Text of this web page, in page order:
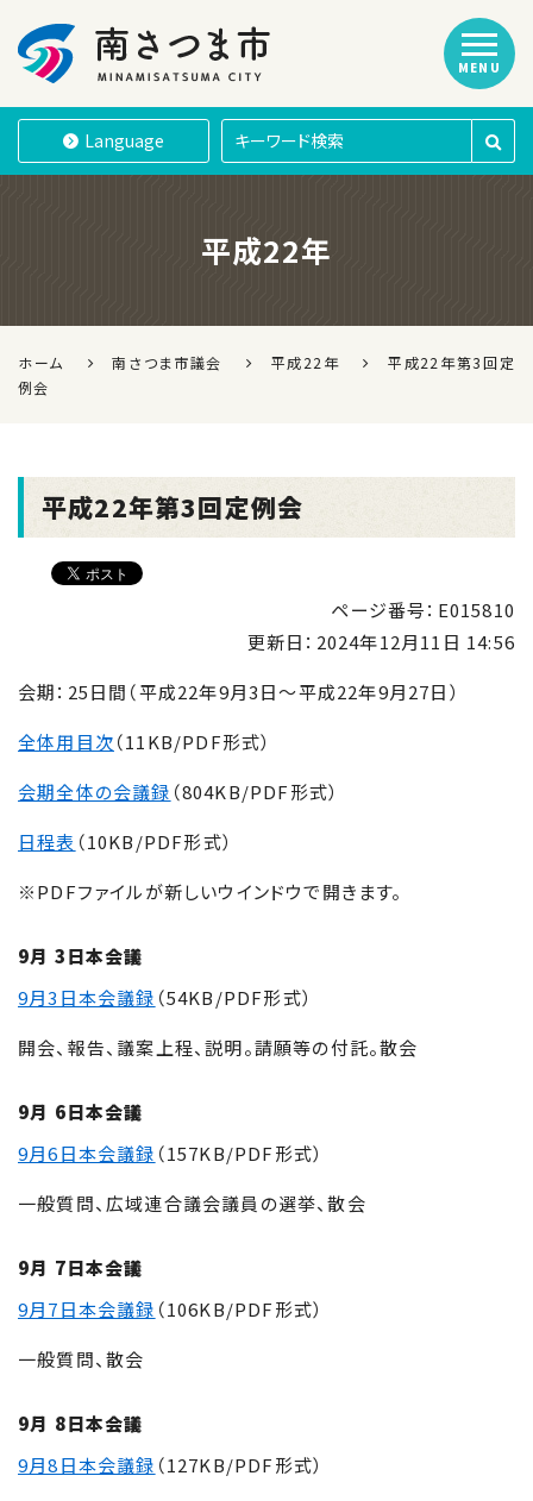
南さつま市
Language
MENU
平成22年
ホーム 南さつま市議会 平成22年
平成22年第3回定
例会
平成22年第3回定例会
ページ番号：E015810
更新日： 2024年12月11日 14:56
会期：25日間（平成22年9月3日〜平成22年9月27日）
全体用目次（11KB/PDF形式）
会期全体の会議録 （804KB/PDF形式）
日程表 （10KB/PDF形式）
※PDFファイルが新しいウインドウで開きます。
9月 3日本会議
9月3日本会議録 （54KB/PDF形式）
開会、報告、議案上程、説明。請願等の付託。散会
9月 6日本会議
9月6日本会議録 （157KB/PDF形式）
一般質問、広域連合議会議員の選挙、散会
9月 7日本会議
9月7日本会議録 （106KB/PDF形式）
一般質問、散会
9月 8日本会議
9月8日本会議録 （127KB/PDF形式）